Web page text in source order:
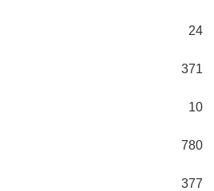
24
371
10
780
377